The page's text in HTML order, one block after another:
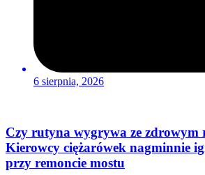
6 sierpnia, 2026
Czy rutyna wygrywa ze zdrowym
Kierowcy ciężarówek nagminnie
przy remoncie mostu